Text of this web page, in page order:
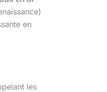
en
les